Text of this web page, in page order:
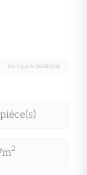
· Mis à jour le 06/08/2026
2